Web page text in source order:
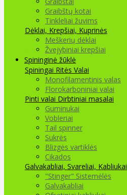
Graibštų kotai
Tinkleliai žuvims
Dėklai, Krepšiai, Kuprinės
Meškerių dėklai
Žvejybiniai krepšiai
Spininginė žūklė
Spiningai Ritės Valai
Monofilamentinis valas
Florokarboniniai valai
Pinti valai Dirbtiniai masalai
Guminukai
Vobleriai
Tail spinner
Sukrės
Blizgės vartiklės
Cikados
Galvakabliai, Svareliai, Kabliukai
"Stinger" Sistemėlės
Galvakabliai